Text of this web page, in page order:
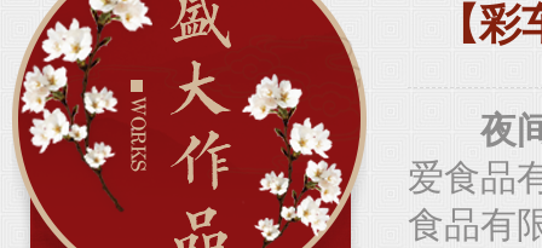
【
夜
爱食品
食品有